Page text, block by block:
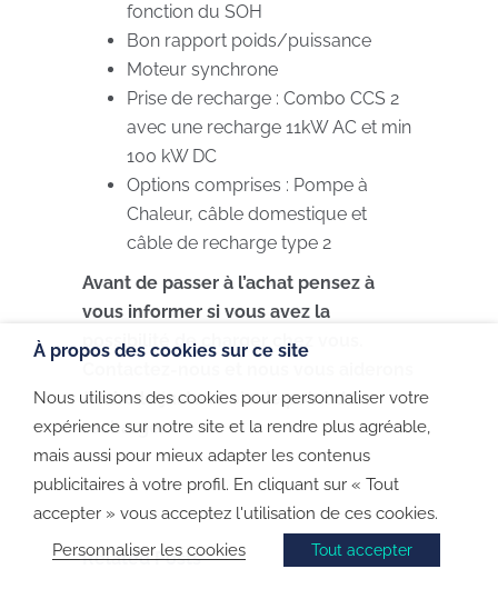
fonction du SOH
Bon rapport poids/puissance
Moteur synchrone
Prise de recharge : Combo CCS 2
avec une recharge 11kW AC et min
100 kW DC
Options comprises : Pompe à
Chaleur, câble domestique et
câble de recharge type 2
Avant de passer à l’achat pensez à
vous informer si vous avez la
possibilité de charger chez vous.
à faire le juste choix de point de
recharge.
Related Posts
À propos des cookies sur ce site
Nous utilisons des cookies pour personnaliser votre
expérience sur notre site et la rendre plus agréable,
mais aussi pour mieux adapter les contenus
publicitaires à votre profil. En cliquant sur « Tout
accepter » vous acceptez l'utilisation de ces cookies.
Personnaliser les cookies
Tout accepter